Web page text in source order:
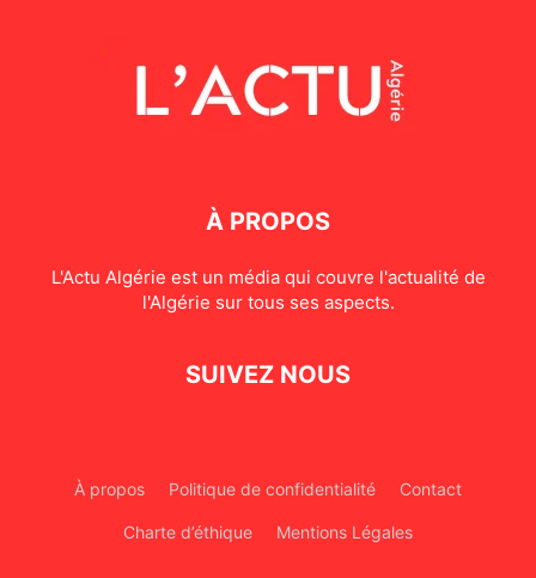
À PROPOS
L'Actu Algérie est un média qui couvre l'actualité de
l'Algérie sur tous ses aspects.
SUIVEZ NOUS
À propos Politique de confidentialité Contact
Charte d’éthique Mentions Légales